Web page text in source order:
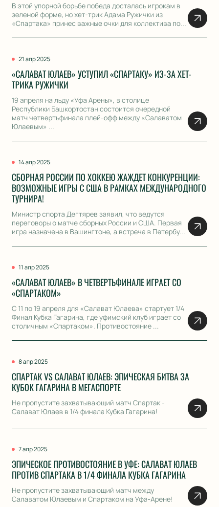
В этой упорной борьбе победа досталась игрокам в
зеленой форме, но хет-трик Адама Ружички из
«Спартака» принес важные очки для коллектива по...
21 апр 2025
«САЛАВАТ ЮЛАЕВ» УСТУПИЛ «СПАРТАКУ» ИЗ-ЗА ХЕТ-
ТРИКА РУЖИЧКИ
19 апреля на льду «Уфа Арены», в столице
Республики Башкортостан состоится очередной
матч четвертьфинала плей-офф между «Салаватом
Юлаевым» ...
14 апр 2025
СБОРНАЯ РОССИИ ПО ХОККЕЮ ЖАЖДЕТ КОНКУРЕНЦИИ:
ВОЗМОЖНЫЕ ИГРЫ С США В РАМКАХ МЕЖДУНАРОДНОГО
ТУРНИРА!
Министр спорта Дегтярев заявил, что ведутся
переговоры о матче сборных России и США. Первая
игра назначена в Вашингтоне, а встреча в Петербу...
11 апр 2025
«САЛАВАТ ЮЛАЕВ» В ЧЕТВЕРТЬФИНАЛЕ ИГРАЕТ СО
«СПАРТАКОМ»
С 11 по 19 апреля для «Салават Юлаева» стартует 1/4
Финал Кубка Гагарина, где уфимский клуб играет со
столичным «Спартаком». Противостояние ...
8 апр 2025
СПАРТАК VS САЛАВАТ ЮЛАЕВ: ЭПИЧЕСКАЯ БИТВА ЗА
КУБОК ГАГАРИНА В МЕГАСПОРТЕ
Не пропустите захватывающий матч Спартак -
Салават Юлаев в 1/4 финала Кубка Гагарина!
7 апр 2025
ЭПИЧЕСКОЕ ПРОТИВОСТОЯНИЕ В УФЕ: САЛАВАТ ЮЛАЕВ
ПРОТИВ СПАРТАКА В 1/4 ФИНАЛА КУБКА ГАГАРИНА
Не пропустите захватывающий матч между
Салаватом Юлаевым и Спартаком на Уфа-Арене!